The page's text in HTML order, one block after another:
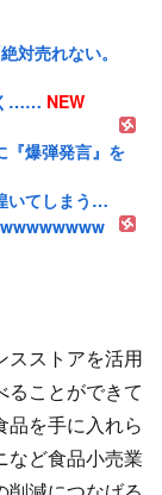
対売れない。
く…… NEW
『爆弾発言』を
いてしまう…
ストアを活用
ることができて
品を手に入れら
など食品小売業